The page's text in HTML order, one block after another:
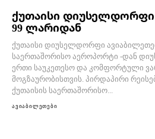
ქუთაისი დიუსელდორფი
99 ლარიდან
ქუთაისი დიუსელდორფი
საერთაშორისო აეროპორტი -დან
ერთი საუკეთესო და კომფორტული
მოგზაურობისთვის. პირდაპირი
ქუთაისის საერთაშორისო...
ავიაბილეთები